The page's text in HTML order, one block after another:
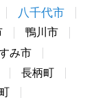
八千代市
鴨川市
み市
長柄町